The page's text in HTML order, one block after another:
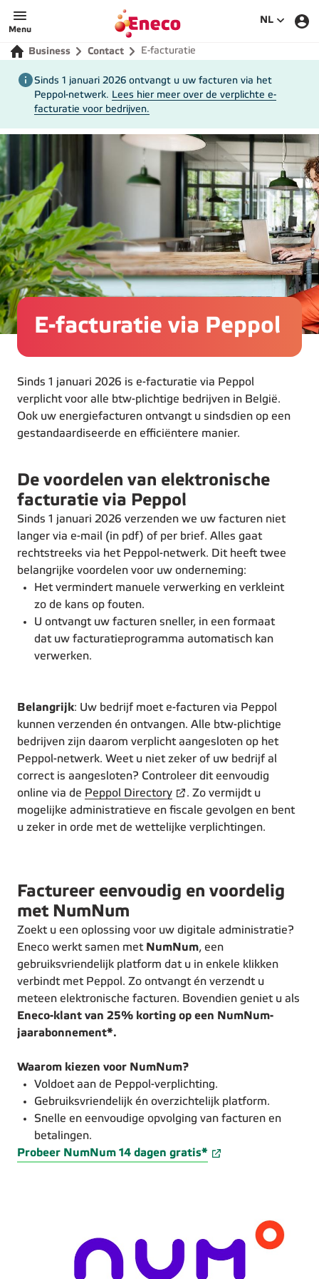
Menu
Eneco
NL
Business Contact E-facturatie
Sinds 1 januari 2026 ontvangt u uw facturen via het
Peppol-netwerk. Lees hier meer over de verplichte e-
facturatie voor bedrijven.
E-facturatie via Peppol
Sinds 1 januari 2026 is e-facturatie via Peppol
verplicht voor alle btw-plichtige bedrijven in België.
Ook uw energiefacturen ontvangt u sindsdien op een
gestandaardiseerde en efficiëntere manier.
De voordelen van elektronische
facturatie via Peppol
Sinds 1 januari 2026 verzenden we uw facturen niet
langer via e-mail (in pdf) of per brief. Alles gaat
rechtstreeks via het Peppol-netwerk. Dit heeft twee
belangrijke voordelen voor uw onderneming:
Het vermindert manuele verwerking en verkleint
zo de kans op fouten.
U ontvangt uw facturen sneller, in een formaat
dat uw facturatieprogramma automatisch kan
verwerken.
Belangrijk: Uw bedrijf moet e-facturen via Peppol
kunnen verzenden én ontvangen. Alle btw-plichtige
bedrijven zijn daarom verplicht aangesloten op het
Peppol-netwerk. Weet u niet zeker of uw bedrijf al
correct is aangesloten? Controleer dit eenvoudig
online via de Peppol Directory
. Zo vermijdt u
mogelijke administratieve en fiscale gevolgen en bent
u zeker in orde met de wettelijke verplichtingen.
Factureer eenvoudig en voordelig
met NumNum
Zoekt u een oplossing voor uw digitale administratie?
Eneco werkt samen met NumNum, een
gebruiksvriendelijk platform dat u in enkele klikken
verbindt met Peppol. Zo ontvangt én verzendt u
meteen elektronische facturen. Bovendien geniet u als
Eneco-klant van 25% korting op een NumNum-
jaarabonnement*.
Waarom kiezen voor NumNum?
Voldoet aan de Peppol-verplichting.
Gebruiksvriendelijk én overzichtelijk platform.
Snelle en eenvoudige opvolging van facturen en
betalingen.
Probeer NumNum 14 dagen gratis*